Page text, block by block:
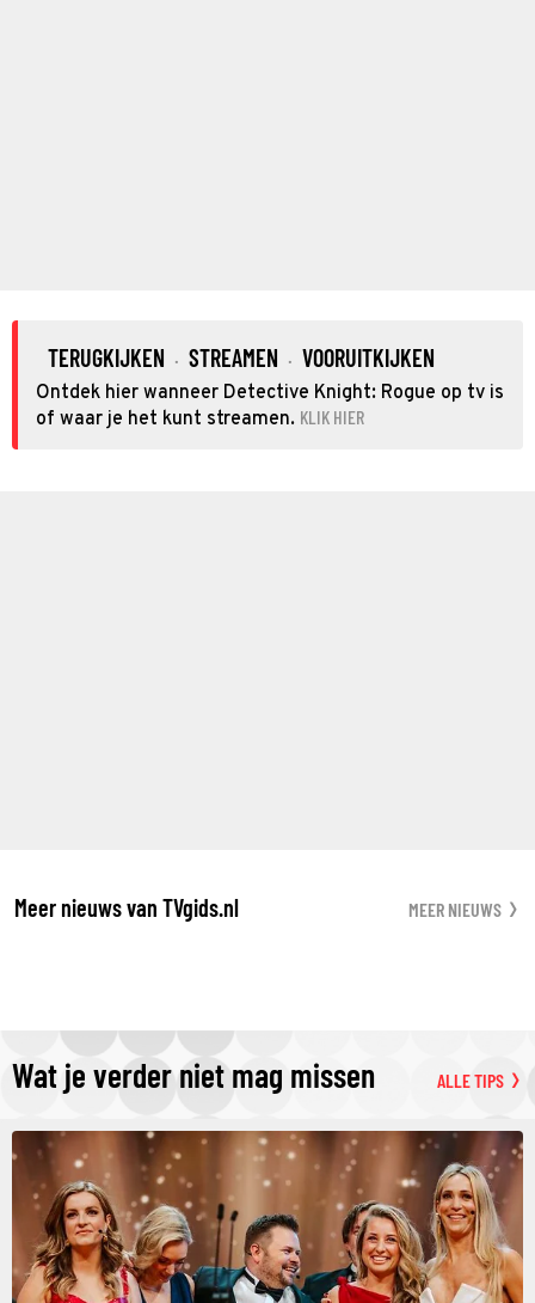
TERUGKIJKEN · STREAMEN · VOORUITKIJKEN
Ontdek hier wanneer Detective Knight: Rogue op tv is
of waar je het kunt streamen. KLIK HIER
Meer nieuws van TVgids.nl MEER NIEUWS
Wat je verder niet mag missen ALLE TIPS